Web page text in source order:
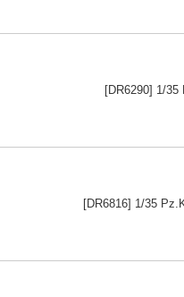
[DR6290] 1/
[DR6816] 1/35